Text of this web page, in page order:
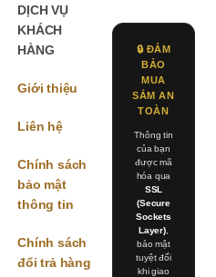
DỊCH VỤ
KHÁCH
HÀNG
Giới thiệu
Liên hệ
Chính sách
bảo mật
thông tin
Chính sách
đổi trả hàng
🔒 ĐẢM
BẢO
MUA
SẮM AN
TOÀN
Thông tin
của bạn
được mã
hóa qua
SSL
(Secure
Sockets
Layer),
bảo mật
tuyệt đối
khi giao